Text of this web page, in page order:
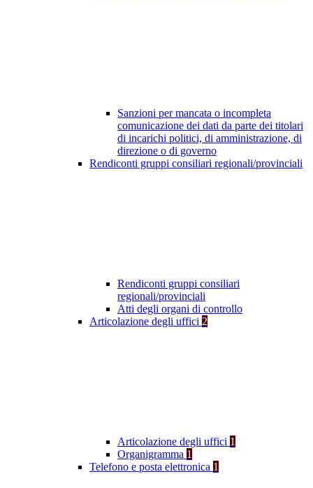
Sanzioni per mancata o incompleta
comunicazione dei dati da parte dei titolari
di incarichi politici, di amministrazione, di
direzione o di governo
Rendiconti gruppi consiliari regionali/provinciali
Rendiconti gruppi consiliari
regionali/provinciali
Atti degli organi di controllo
Articolazione degli uffici 2
Articolazione degli uffici 1
Organigramma 1
Telefono e posta elettronica 1